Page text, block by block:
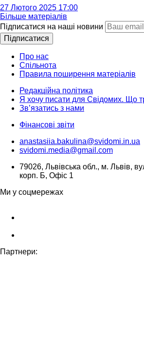
27 Лютого 2025 17:00
Більше матеріалів
Підписатися на наші новини
Підписатися
Про нас
Спільнота
Правила поширення матеріалів
Редакційна політика
Я хочу писати для Свідомих. Що
Зв’язатись з нами
Фінансові звіти
anastasiia.bakulina@svidomi.in.ua
svidomi.media@gmail.com
79026, Львівська обл., м. Львів,
корп. Б, Офіс 1
Ми у соцмережах
Партнери: